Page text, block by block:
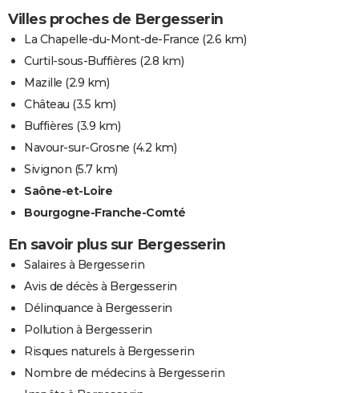
Villes proches de Bergesserin
La Chapelle-du-Mont-de-France (2.6 km)
Curtil-sous-Buffières (2.8 km)
Mazille (2.9 km)
Château (3.5 km)
Buffières (3.9 km)
Navour-sur-Grosne (4.2 km)
Sivignon (5.7 km)
Saône-et-Loire
Bourgogne-Franche-Comté
En savoir plus sur Bergesserin
Salaires à Bergesserin
Avis de décès à Bergesserin
Délinquance à Bergesserin
Pollution à Bergesserin
Risques naturels à Bergesserin
Nombre de médecins à Bergesserin